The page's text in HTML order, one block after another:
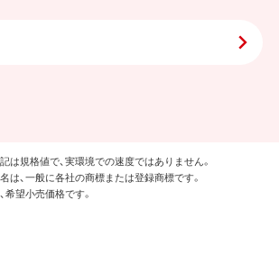
規格値で、実環境での速度ではありません。
、一般に各社の商標または登録商標です。
望小売価格です。